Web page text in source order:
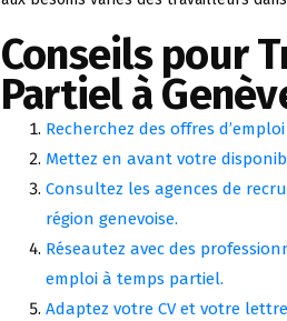
Conseils pour
Partiel à
Recherchez des offres
Mettez en avant votre
Consultez les agences de
région genevoise.
Réseautez avec des
emploi à temps partiel.
Adaptez votre CV et votre